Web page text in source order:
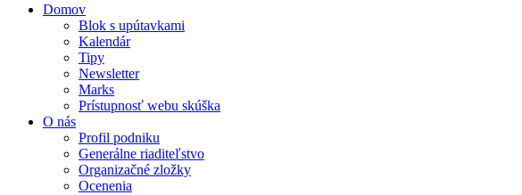
Domov
Blok s upútavkami
Kalendár
Tipy
Newsletter
Marks
Prístupnosť webu skúška
O nás
Profil podniku
Generálne riaditeľstvo
Organizačné zložky
Ocenenia